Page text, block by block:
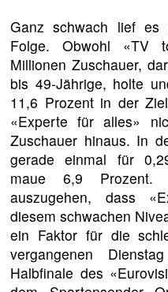
Ganz schwach lief es
Folge. Obwohl «TV
Millionen Zuschauer,
bis 49-Jährige, holte
11,6 Prozent in der
«Experte für alles»
Zuschauer hinaus. In
gerade einmal für
maue 6,9
auszugehen, dass
diesem schwachen
ein Faktor für die
vergangenen
Halbfinale des